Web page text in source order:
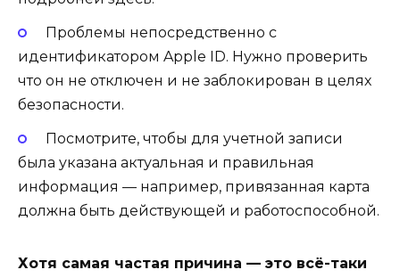
Проблемы непосредственно с
идентификатором Apple ID. Нужно проверить
что он не отключен и не заблокирован в целях
безопасности.
Посмотрите, чтобы для учетной записи
была указана актуальная и правильная
информация — например, привязанная карта
должна быть действующей и работоспособной.
Хотя самая частая причина — это всё-таки